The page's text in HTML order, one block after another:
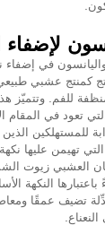
في إضفاء
كمنتج عشبي
للفم. وتتميّز
تعود في المقام
للمستهلكين
التي تهيمن عليها
العشبي زيوت
سواءً باعتبارها
تضيف عمقًا